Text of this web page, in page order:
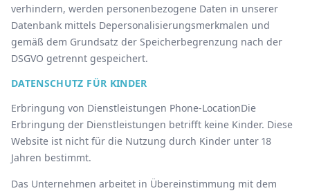
verhindern, werden personenbezogene Daten in unserer
Datenbank mittels Depersonalisierungsmerkmalen und
gemäß dem Grundsatz der Speicherbegrenzung nach der
DSGVO getrennt gespeichert.
DATENSCHUTZ FÜR KINDER
Erbringung von Dienstleistungen Phone-LocationDie
Erbringung der Dienstleistungen betrifft keine Kinder. Diese
Website ist nicht für die Nutzung durch Kinder unter 18
Jahren bestimmt.
Das Unternehmen arbeitet in Übereinstimmung mit dem